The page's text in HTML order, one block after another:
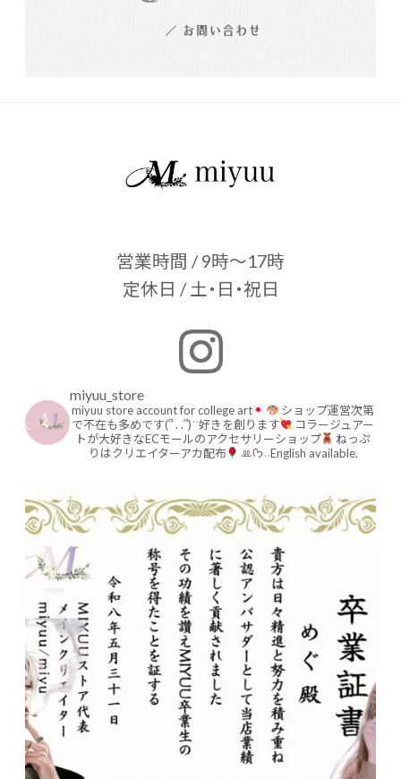
営業時間 / 9時～17時
定休日 / 土・日・祝日
miyuu_store
miyuu store account for college art
ショップ運営次第
で不在も多めです(՞ . .՞)ʾʾ好きを創ります
コラージュアー
トが大好きなECモールのアクセサリーショップ
ねっぷ
りはクリエイターアカ配布
ꔛ‬ᡣ𐭩˒˒English available.